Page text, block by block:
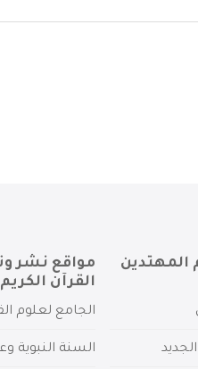
المهتدين
مواقع نشر
القرآن الكريم
الجامع لعلوم
السنة النبوية